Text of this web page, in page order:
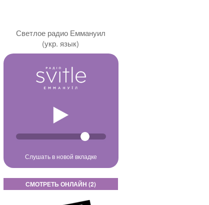
Светлое радио Еммануил
(укр. язык)
Слушать в новой вкладке
СМОТРЕТЬ ОНЛАЙН (2)